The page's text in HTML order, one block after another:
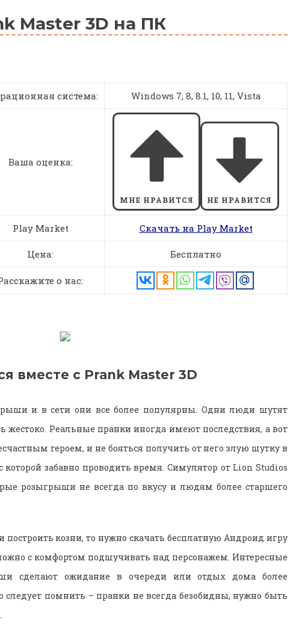
Master 3D на ПК
система: Windows 7, 8, 8.1, 10, 11, Vista
Ваша оценка:
МНЕ НРАВИТСЯ НЕ НРАВИТСЯ
Play Market Скачать на Play Market
Цена: Бесплатно
о нас:
вместе с Prank Master 3D
и в сети они все более популярны. Одни люди шутят
жестоко. Реальные пранки иногда имеют последствия, а вот
героем, и не бояться получить от него злую шутку в
которой забавно проводить время. Симулятор от Lion Studios
розыгрыши не всегда по вкусу и людям более старшего
построить козни, то нужно скачать бесплатную Андроид игру
с комфортом подшучивать над персонажем. Интересные
сделают ожидание в очереди или отдых дома более
помнить – пранки не всегда безобидны, нужно быть